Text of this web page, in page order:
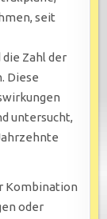
seit
Zahl der
Diese
untersucht,
Kombination
oder